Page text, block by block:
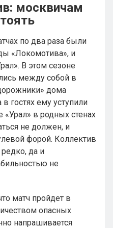
москвичам
по два раза были
«Локомотива», и
В этом сезоне
между собой в
дома
гостях ему уступили
«Урал» в родных стенах
не должен, и
форой. Коллектив
да и
не
матч пройдет в
опасных
напрашивается